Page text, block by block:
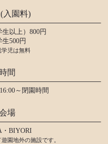
入園料)
生以上）800円
生500円
児は無料
時間
～閉園時間
場
・BIYORI
園地外の施設です。